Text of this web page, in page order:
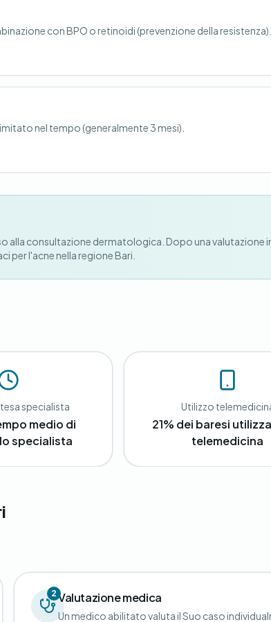
con BPO o retinoidi (prevenzione della resistenza).
nel tempo (generalmente 3 mesi).
alla consultazione dermatologica. Dopo una valutazione
l'acne nella regione Bari.
specialista
medio di
specialista
Utilizzo
21% dei baresi
telemedicina
2Valutazione medica
Un medico abilitato valuta il Suo caso